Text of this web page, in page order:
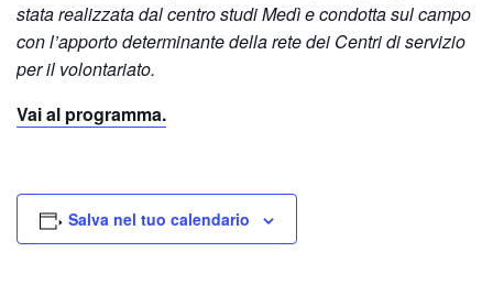
stata realizzata dal centro studi Medì e condotta sul campo
con l’apporto determinante della rete dei Centri di servizio
per il volontariato.
Vai al programma.
Salva nel tuo calendario